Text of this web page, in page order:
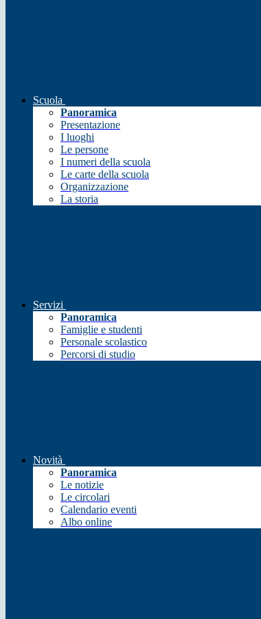
Scuola
Panoramica
Presentazione
I luoghi
Le persone
I numeri della scuola
Le carte della scuola
Organizzazione
La storia
Servizi
Panoramica
Famiglie e studenti
Personale scolastico
Percorsi di studio
Novità
Panoramica
Le notizie
Le circolari
Calendario eventi
Albo online